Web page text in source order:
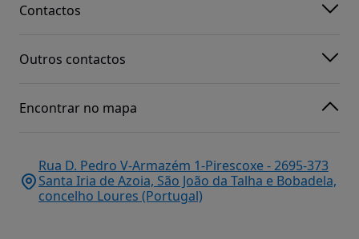
Contactos
Outros contactos
Encontrar no mapa
Rua D. Pedro V-Armazém 1-Pirescoxe - 2695-373
Santa Iria de Azoia, São João da Talha e Bobadela,
concelho Loures (Portugal)